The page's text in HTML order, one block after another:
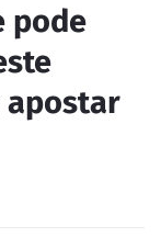
pode
apostar